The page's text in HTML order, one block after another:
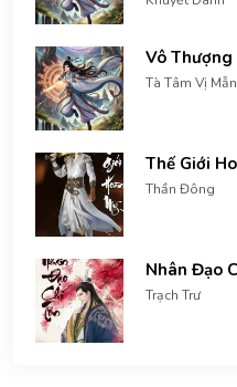
Vô
Tà Tâm Vị Mẫn
Thế Giới
Thần Đông
Nhân Đạo
Trạch Trư